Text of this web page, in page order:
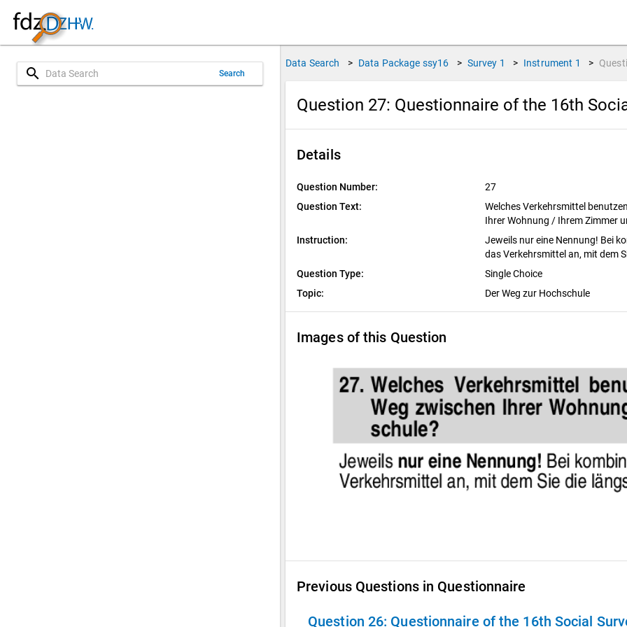
search Search
Data Search > Data Package ssy16 > Survey 1 > Instrument 1 >
Question 27: Questionnaire of the 16th
Details
Question Number:
27
Question Text:
Welches Verkehrsmittel
Ihrer Wohnung / Ihrem Zimmer
Instruction:
Jeweils nur eine Nennung! Bei
das Verkehrsmittel an, mit dem
Question Type:
Single Choice
Topic:
Der Weg zur Hochschule
Images of this Question
Previous Questions in Questionnaire
Question 26: Questionnaire of the 16th Social